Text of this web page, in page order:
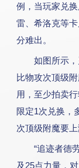
例，当玩家兑
雷、希洛克等
分难出。
如图所示
比物攻次顶级
用，至少拍卖
限定1次兑换，
次顶级附魔要上
“追迹者德
及25点力量，